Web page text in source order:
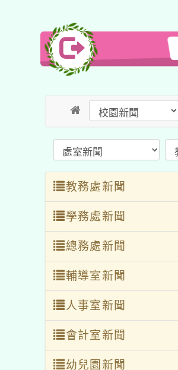
教務處新聞
學務處新聞
總務處新聞
輔導室新聞
人事室新聞
會計室新聞
幼兒園新聞